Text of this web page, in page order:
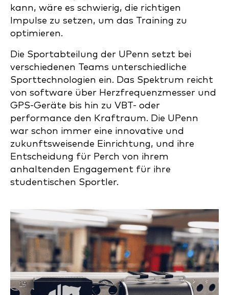
kann, wäre es schwierig, die richtigen
Impulse zu setzen, um das Training zu
optimieren.
Die Sportabteilung der UPenn setzt bei
verschiedenen Teams unterschiedliche
Sporttechnologien ein. Das Spektrum reicht
von software über Herzfrequenzmesser und
GPS-Geräte bis hin zu VBT- oder
performance den Kraftraum. Die UPenn
war schon immer eine innovative und
zukunftsweisende Einrichtung, und ihre
Entscheidung für Perch von ihrem
anhaltenden Engagement für ihre
studentischen Sportler.